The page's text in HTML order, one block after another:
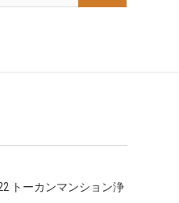
トーカンマンション浄